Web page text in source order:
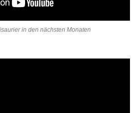
in den nächsten Monaten